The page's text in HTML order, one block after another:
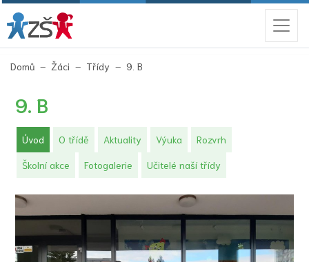
Domů Žáci Třídy 9. B
9. B
Úvod (aktuální)
O třídě Aktuality Výuka Rozvrh
Školní akce Fotogalerie Učitelé naší třídy